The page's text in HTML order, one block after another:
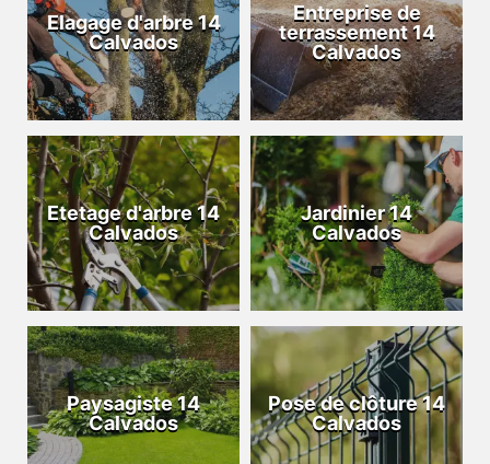
Elagage d'arbre 14
Calvados
Entreprise de
terrassement 14
Calvados
Etetage d'arbre 14
Calvados
Jardinier 14
Calvados
Paysagiste 14
Calvados
Pose de clôture 14
Calvados